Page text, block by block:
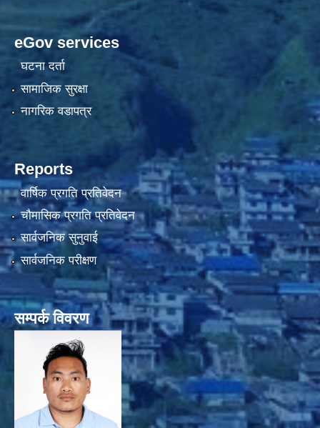
eGov services
घटना दर्ता
सामाजिक सुरक्षा
नागरिक वडापत्र
Reports
वार्षिक प्रगति प्रतिवेदन
चौमासिक प्रगति प्रतिवेदन
सार्वजनिक सुनुवाई
सार्वजनिक परीक्षण
सम्पर्क विवरण